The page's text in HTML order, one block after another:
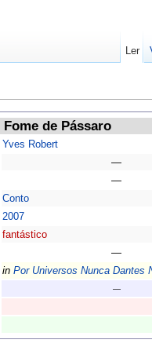
Fome de Pássaro
Yves Robert
—
—
Conto
2007
fantástico
—
in Por Universos Nunca Dantes
—
Ler